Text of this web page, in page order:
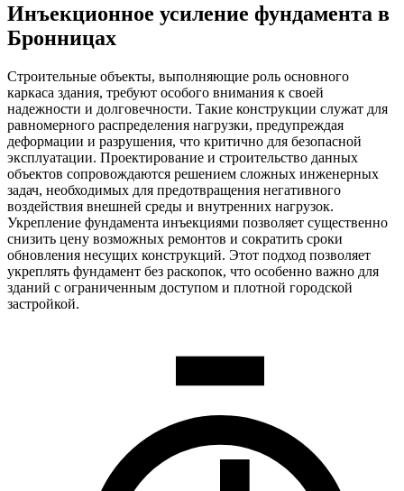
Инъекционное усиление фундамента в
Бронницах
Строительные объекты, выполняющие роль основного
каркаса здания, требуют особого внимания к своей
надежности и долговечности. Такие конструкции служат для
равномерного распределения нагрузки, предупреждая
деформации и разрушения, что критично для безопасной
эксплуатации. Проектирование и строительство данных
объектов сопровождаются решением сложных инженерных
задач, необходимых для предотвращения негативного
воздействия внешней среды и внутренних нагрузок.
Укрепление фундамента инъекциями позволяет существенно
снизить цену возможных ремонтов и сократить сроки
обновления несущих конструкций. Этот подход позволяет
укреплять фундамент без раскопок, что особенно важно для
зданий с ограниченным доступом и плотной городской
застройкой.